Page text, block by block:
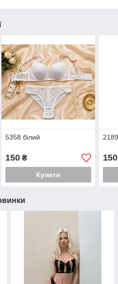
5358 білий
150₴
Купити
150